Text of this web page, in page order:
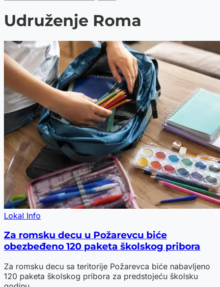
Udruženje Roma
Lokal Info
Za romsku decu u Požarevcu biće
obezbeđeno 120 paketa školskog pribora
Za romsku decu sa teritorije Požarevca biće nabavljeno
120 paketa školskog pribora za predstojeću školsku